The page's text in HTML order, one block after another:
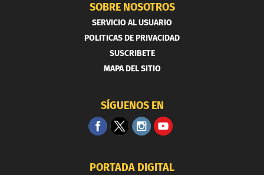
SOBRE NOSOTROS
SERVICIO AL USUARIO
POLITICAS DE PRIVACIDAD
SUSCRIBETE
MAPA DEL SITIO
SÍGUENOS EN
PORTADA DIGITAL